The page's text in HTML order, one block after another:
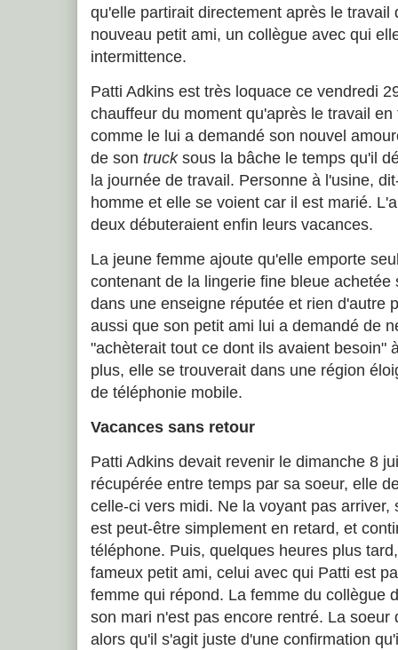
qu'elle partirait directement après le
nouveau petit ami, un collègue avec qui
intermittence.
Patti Adkins est très loquace ce vendredi
chauffeur du moment qu'après le travail
comme le lui a demandé son nouvel
de son trucksous la bâche le temps qu'il
la journée de travail. Personne à l'usine,
homme et elle se voient car il est marié.
deux débuteraient enfin leurs vacances.
La jeune femme ajoute qu'elle emporte
contenant de la lingerie fine bleue
dans une enseigne réputée et rien d'autre
aussi que son petit ami lui a demandé de
"achèterait tout ce dont ils avaient besoin"
plus, elle se trouverait dans une région
de téléphonie mobile.
Vacances sans retour
Patti Adkins devait revenir le dimanche 8
récupérée entre temps par sa soeur, elle
celle-ci vers midi. Ne la voyant pas
est peut-être simplement en retard, et
téléphone. Puis, quelques heures plus
fameux petit ami, celui avec qui Patti est
femme qui répond. La femme du collègue
son mari n'est pas encore rentré. La soeur
alors qu'il s'agit juste d'une confirmation